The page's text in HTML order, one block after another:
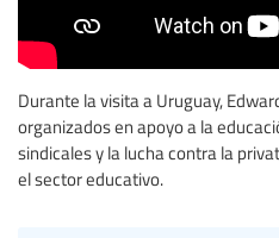
Durante la visita a Uruguay,
organizados en apoyo a la
sindicales y la lucha contra la
el sector educativo.